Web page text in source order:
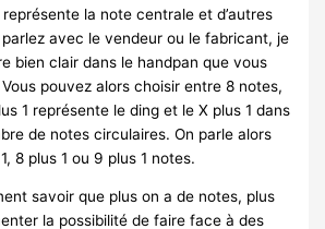
la note centrale et d’autres
avec le vendeur ou le fabricant, je
bien clair dans le handpan que vous
pouvez alors choisir entre 8 notes,
1 représente le ding et le X plus 1 dans
de notes circulaires. On parle alors
8 plus 1 ou 9 plus 1 notes.
savoir que plus on a de notes, plus
la possibilité de faire face à des